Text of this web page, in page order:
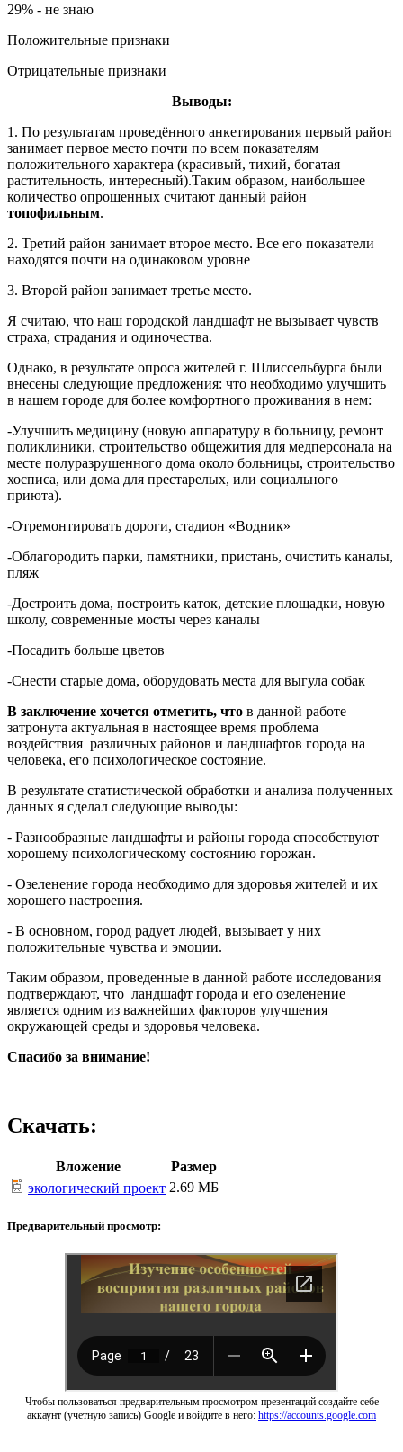
29% - не знаю
Положительные признаки
Отрицательные признаки
Выводы:
1. По результатам проведённого анкетирования первый район
занимает первое место почти по всем показателям
положительного характера (красивый, тихий, богатая
растительность, интересный).Таким образом, наибольшее
количество опрошенных считают данный район
топофильным.
2. Третий район занимает второе место. Все его показатели
находятся почти на одинаковом уровне
3. Второй район занимает третье место.
Я считаю, что наш городской ландшафт не вызывает чувств
страха, страдания и одиночества.
Однако, в результате опроса жителей г. Шлиссельбурга были
внесены следующие предложения: что необходимо улучшить
в нашем городе для более комфортного проживания в нем:
-Улучшить медицину (новую аппаратуру в больницу, ремонт
поликлиники, строительство общежития для медперсонала на
месте полуразрушенного дома около больницы, строительство
хосписа, или дома для престарелых, или социального
приюта).
-Отремонтировать дороги, стадион «Водник»
-Облагородить парки, памятники, пристань, очистить каналы,
пляж
-Достроить дома, построить каток, детские площадки, новую
школу, современные мосты через каналы
-Посадить больше цветов
-Снести старые дома, оборудовать места для выгула собак
В заключение хочется отметить, что в данной работе
затронута актуальная в настоящее время проблема
воздействия различных районов и ландшафтов города на
человека, его психологическое состояние.
В результате статистической обработки и анализа полученных
данных я сделал следующие выводы:
- Разнообразные ландшафты и районы города способствуют
хорошему психологическому состоянию горожан.
- Озеленение города необходимо для здоровья жителей и их
хорошего настроения.
- В основном, город радует людей, вызывает у них
положительные чувства и эмоции.
Таким образом, проведенные в данной работе исследования
подтверждают, что ландшафт города и его озеленение
является одним из важнейших факторов улучшения
окружающей среды и здоровья человека.
Спасибо за внимание!
Скачать:
Вложение
Размер
экологический проект 2.69 МБ
Предварительный просмотр:
Чтобы пользоваться предварительным просмотром презентаций создайте себе
аккаунт (учетную запись) Google и войдите в него: https://accounts.google.com